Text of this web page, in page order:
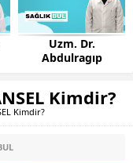
Uzm. Dr. İsmet
Sarıkaya Kimdir?
Kimdir?
Kimdir?